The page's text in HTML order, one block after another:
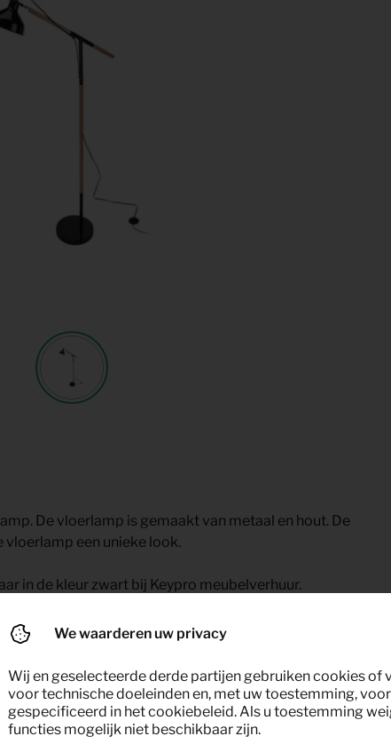
De vloerlamp is gemaakt van metaal en hout. De
een unieke look.
in de kleur zwart bij Keypro meubelverhuur.
We waarderen uw privacy
Wij en geselecteerde derde partijen gebruiken cookies of
voor technische doeleinden en, met uw toestemming,
gespecificeerd in het cookiebeleid. Als u toestemming
functies mogelijk niet beschikbaar zijn.